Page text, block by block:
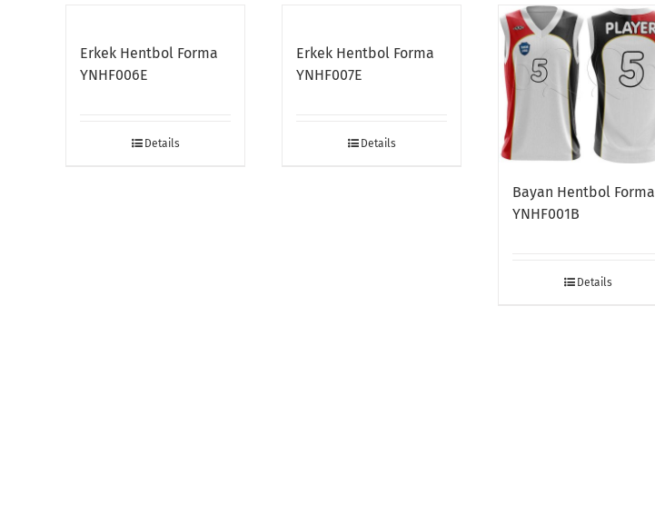
Erkek Hentbol Forma
YNHF006E
Details
Erkek Hentbol Forma
YNHF007E
Details
Bayan Hentbol Forma
YNHF001B
Details